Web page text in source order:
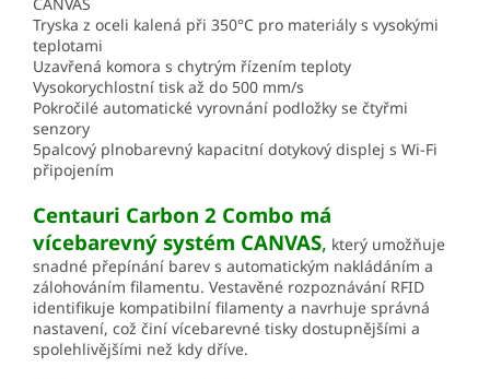
Tryska z oceli kalená při 350°C pro materiály s vysokými
teplotami
Uzavřená komora s chytrým řízením teploty
Vysokorychlostní tisk až do 500 mm/s
Pokročilé automatické vyrovnání podložky se čtyřmi
senzory
5palcový plnobarevný kapacitní dotykový displej s Wi-Fi
připojením
Centauri Carbon 2 Combo má
vícebarevný systém CANVAS, který umožňuje
snadné přepínání barev s automatickým nakládáním a
zálohováním filamentu. Vestavěné rozpoznávání RFID
identifikuje kompatibilní filamenty a navrhuje správná
nastavení, což činí vícebarevné tisky dostupnějšími a
spolehlivějšími než kdy dříve.